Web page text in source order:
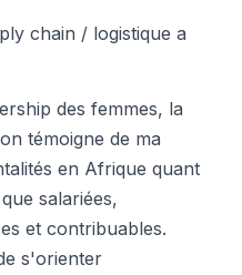
chain / logistique a
des femmes, la
témoigne de ma
en Afrique quant
salariées,
et contribuables.
s'orienter